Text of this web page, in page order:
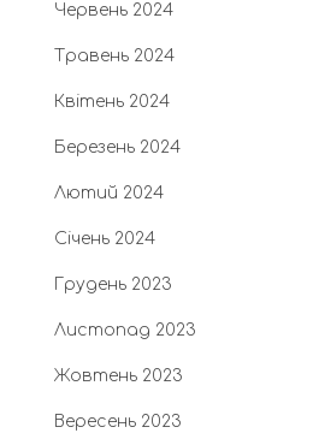
Червень 2024
Травень 2024
Квітень 2024
Березень 2024
Лютий 2024
Січень 2024
Грудень 2023
Листопад 2023
Жовтень 2023
Вересень 2023